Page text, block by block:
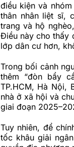
điều kiện và
thân nhân liệt sĩ,
trang và hộ
Điều này cho thấy
lớp dân cư hơn,
Trong bối cảnh
thêm “đòn bẩy
TP.HCM, Hà Nội,
nhà ở xã hội và
giai đoạn
Tuy nhiên, để
tốc khâu giải